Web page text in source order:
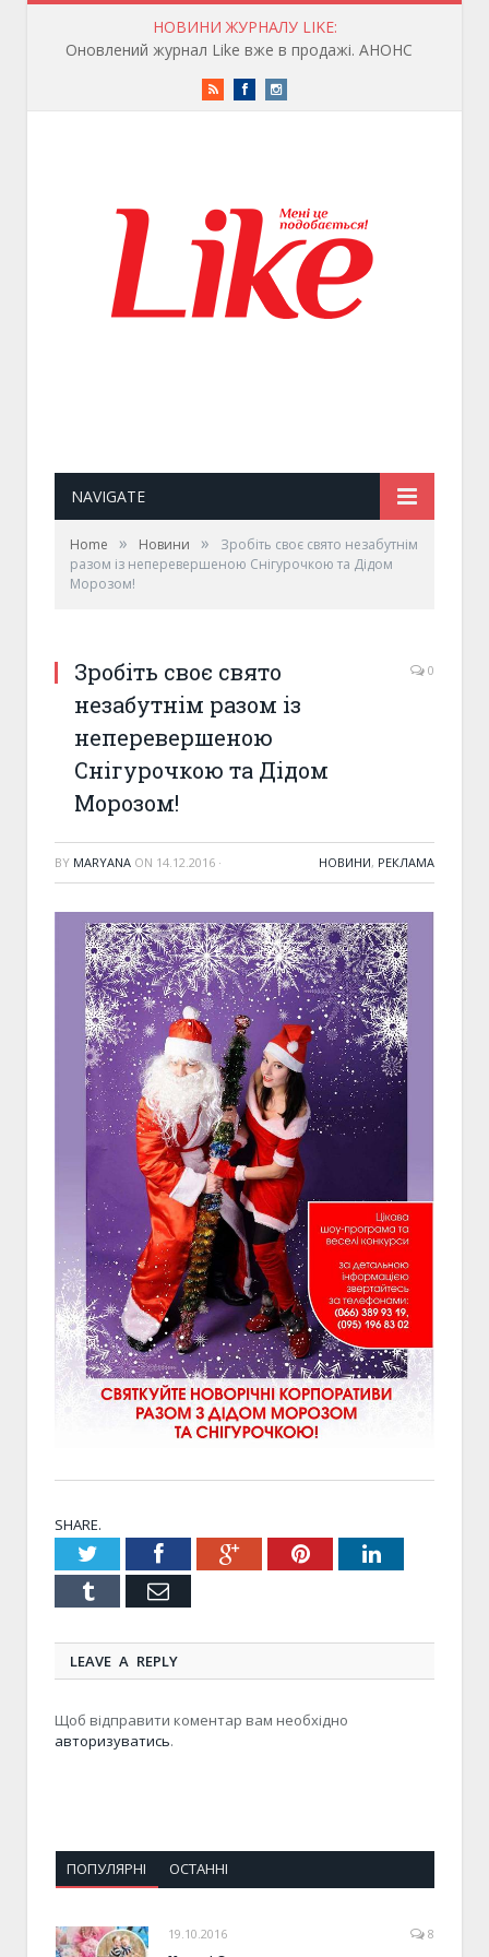
НОВИНИ ЖУРНАЛУ LIKE:
Оновлений журнал Like вже в продажі. АНОНС
RSS FacebookInstagram
NAVIGATE
Home » Новини »
Зробіть своє свято незабутнім
разом із неперевершеною Снігурочкою та Дідом
Морозом!
Зробіть своє свято
незабутнім разом із
неперевершеною
Снігурочкою та Дідом
Морозом!
0
BY MARYANA ON 14.12.2016 · НОВИНИ, РЕКЛАМА
SHARE.
TwitterFacebookGoogle+PinterestLinkedIn
Tumblr Email
LEAVE A REPLY
Щоб відправити коментар вам необхідно
авторизуватись.
ПОПУЛЯРНІ ОСТАННІ
19.10.2016 8